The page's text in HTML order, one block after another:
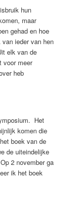
hun
maar
gehad en hoe
ieder van hen
elk van de
voor meer
heb
Het
komen die
boek van de
de uiteindelijke
2 november ga
ik het boek